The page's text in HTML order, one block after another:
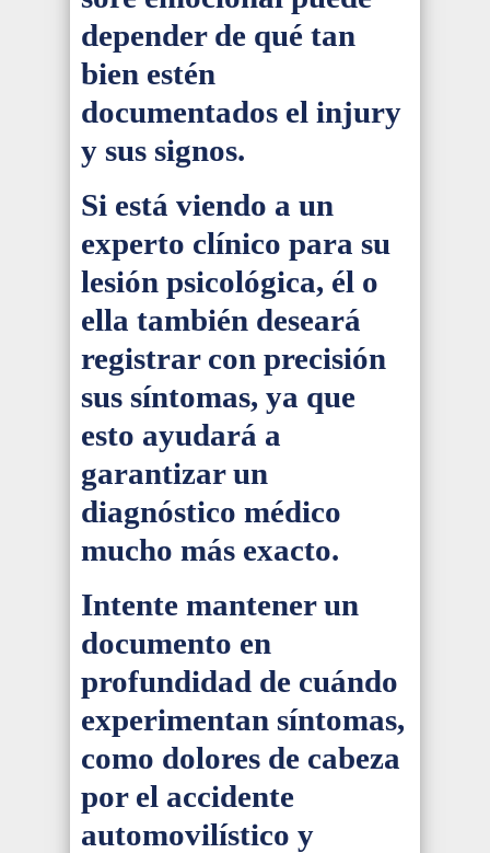
depender de qué tan
bien estén
documentados el injury
y sus signos.
Si está viendo a un
experto clínico para su
lesión psicológica, él o
ella también deseará
registrar con precisión
sus síntomas, ya que
esto ayudará a
garantizar un
diagnóstico médico
mucho más exacto.
Intente mantener un
documento en
profundidad de cuándo
experimentan síntomas,
como dolores de cabeza
por el accidente
automovilístico y